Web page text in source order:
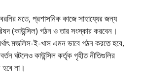
বরনির মতে, প্রশাসনিক কাজে সাহায্যের জন্য
(কাউন্সিল) গঠন ও তার সংস্কার করবেন।
মজলিস-ই-খাস এমন ভাবে গঠন করতে হবে,
ঘটলেও কাউন্সিল কর্তৃক গৃহীত নীতিগুলির
হবে না।